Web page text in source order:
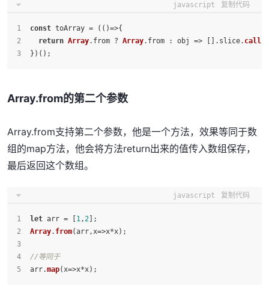
javascript 复制代码
const toArray = ( ()=>{
return Array. from ? Array. from : obj => []. slice. call
})();
Array.from的第二个参数
Array.from支持第二个参数，他是一个方法，效果等同于数
组的map方法，他会将方法return出来的值传入数组保存，
最后返回这个数组。
javascript 复制代码
let arr = [ 1,2 ];
Array. from(arr,x=>x*x);
//等同于
arr.map(x=>x*x);